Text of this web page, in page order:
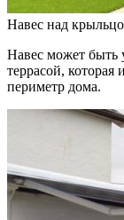
Навес над
Навес может быть
террасой, которая
периметр дома.